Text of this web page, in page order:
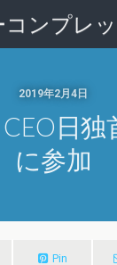
2019年2月4日
日独
に参加
Pin